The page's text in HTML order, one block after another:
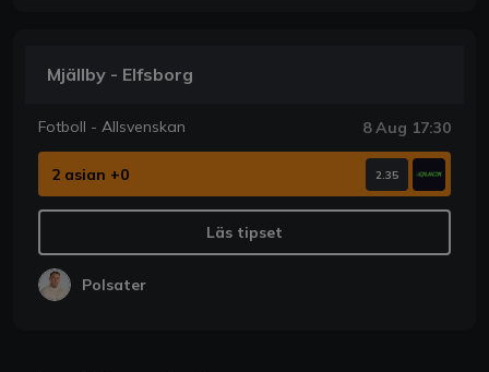
Mjällby - Elfsborg
Fotboll - Allsvenskan 8 Aug 17:30
2 asian +0 2.35
Läs tipset
Polsater